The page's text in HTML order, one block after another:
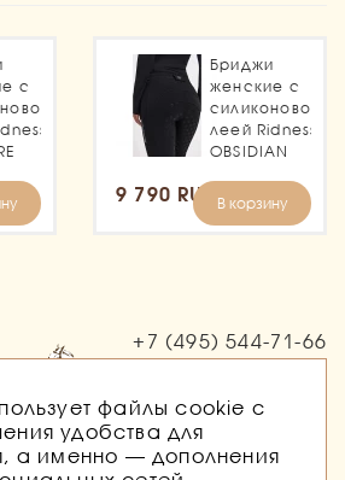
с
Бриджи
женские с
силиконовой
леей Ridness
OBSIDIAN
9 790 RUB В корзину
+7 (495) 544-71-66
файлы cookie с
удобства для
а именно — дополнения